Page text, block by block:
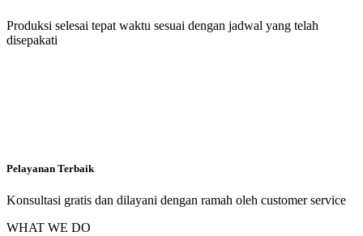
Produksi selesai tepat waktu sesuai dengan jadwal yang telah
disepakati
Pelayanan Terbaik
Konsultasi gratis dan dilayani dengan ramah oleh customer service
WHAT WE DO